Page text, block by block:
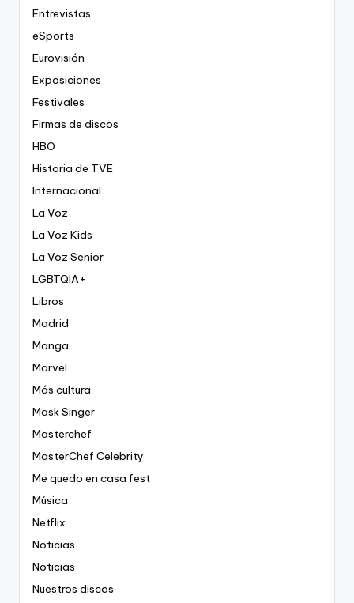
Entrevistas
eSports
Eurovisión
Exposiciones
Festivales
Firmas de discos
HBO
Historia de TVE
Internacional
La Voz
La Voz Kids
La Voz Senior
LGBTQIA+
Libros
Madrid
Manga
Marvel
Más cultura
Mask Singer
Masterchef
MasterChef Celebrity
Me quedo en casa fest
Música
Netflix
Noticias
Noticias
Nuestros discos